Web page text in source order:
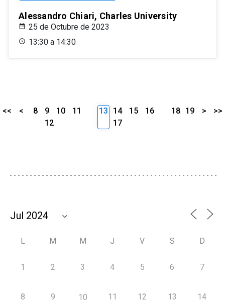
Alessandro Chiari, Charles University
25 de Octubre de 2023
13:30 a 14:30
<< < 8 9 10
11
12
13 14 15
16
17
18 19 > >>
L M M J V S D
1 2 3 4 5 6 7
8 9 10 11 12 13 14